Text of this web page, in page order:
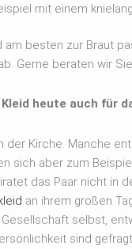
mit einem
besten zur Braut
Gerne beraten wir
heute auch für
der Kirche. Manche
sich aber zum
das Paar nicht in
an ihrem großen
selbst,
sind